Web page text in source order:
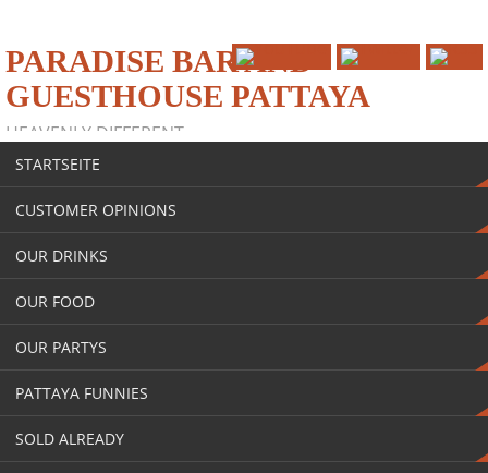
PARADISE BAR AND
GUESTHOUSE PATTAYA
HEAVENLY DIFFERENT
STARTSEITE
CUSTOMER OPINIONS
OUR DRINKS
OUR FOOD
OUR PARTYS
PATTAYA FUNNIES
SOLD ALREADY